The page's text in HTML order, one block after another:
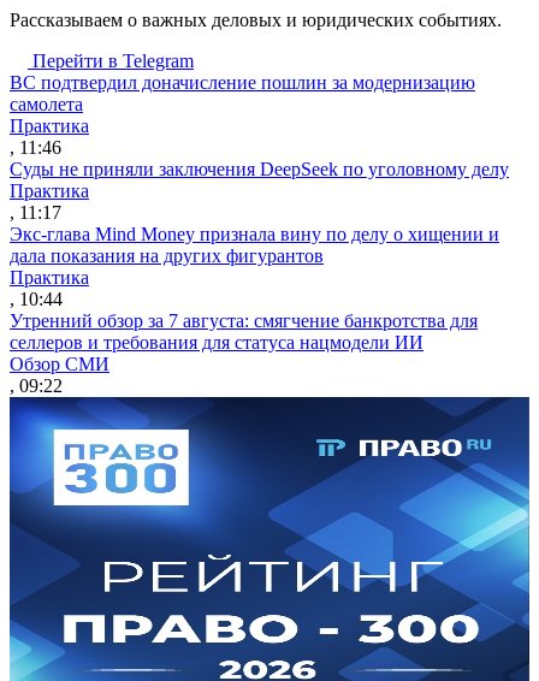
Рассказываем о важных деловых и юридических событиях.
Перейти в Telegram
ВС подтвердил доначисление пошлин за модернизацию
самолета
Практика
, 11:46
Суды не приняли заключения DeepSeek по уголовному делу
Практика
, 11:17
Экс-глава Mind Money признала вину по делу о хищении и
дала показания на других фигурантов
Практика
, 10:44
Утренний обзор за 7 августа: смягчение банкротства для
селлеров и требования для статуса нацмодели ИИ
Обзор СМИ
, 09:22